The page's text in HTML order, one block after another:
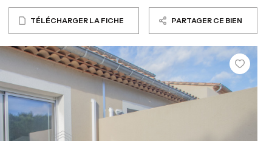
TÉLÉCHARGER LA FICHE PARTAGER CE BIEN